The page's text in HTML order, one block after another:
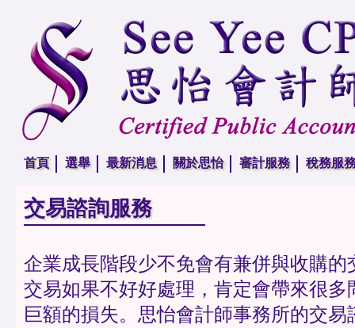
首頁 選舉 最新消息 關於思怡 審計服務 稅務服
交易諮詢服務
企業成長階段少不免會有兼併與收購的
交易如果不好好處理，肯定會帶來很多
巨額的損失。思怡會計師事務所的交